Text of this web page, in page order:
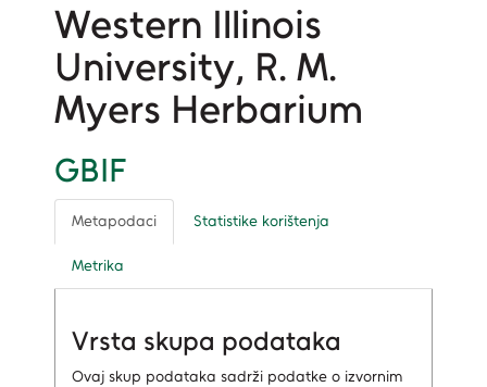
Western Illinois
University, ​R. M.
Myers Herbarium
GBIF
Metapodaci Statistike korištenja
Metrika
Vrsta skupa podataka
Ovaj skup podataka sadrži podatke o izvornim